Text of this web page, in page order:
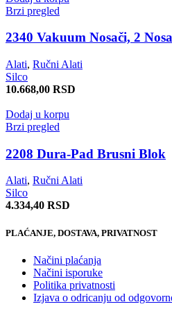
Brzi pregled
2340 Vakuum Nosači, 2
Alati, Ručni Alati
Silco
10.668,00 RSD
Dodaj u korpu
Brzi pregled
2208 Dura-Pad Brusni Blok
Alati, Ručni Alati
Silco
4.334,40 RSD
PLAĆANJE, DOSTAVA, PRIVATNOST
Načini plaćanja
Načini isporuke
Politika privatnosti
Izjava o odricanju od